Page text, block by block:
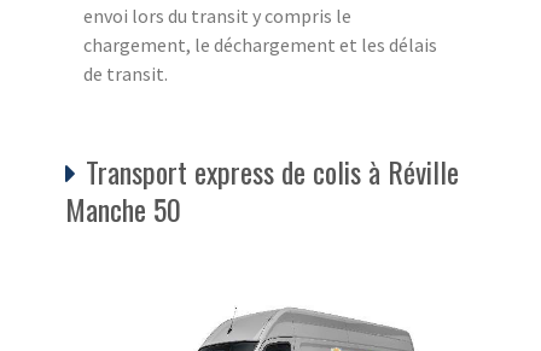
envoi lors du transit y compris le
chargement, le déchargement et les délais
de transit.
Transport express de colis à Réville
Manche 50